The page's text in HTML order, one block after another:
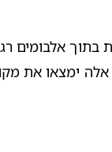
ימצאו את